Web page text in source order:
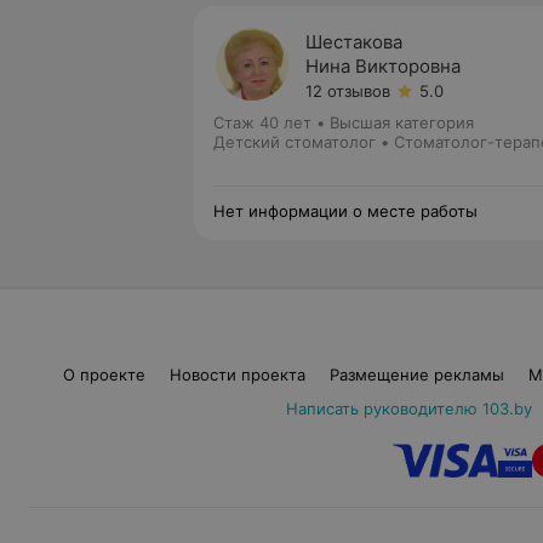
Шестакова
Нина Викторовна
12 отзывов
5.0
Стаж 40 лет • Высшая категория
Детский стоматолог • Стоматолог-
Нет информации о месте работы
О проекте Новости проекта Размещение рекламы
Написать руководителю 103.by